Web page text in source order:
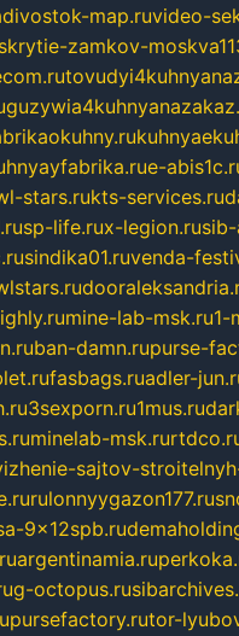
map.ruvideo-
zamkov-
e-
stars.rukts-services.ru
sp-life.rux-legion.ru
sindika01.ruvenda-
mine-lab-msk.ru1-
ban-damn.rupurse-
fasbags.ruadler-
3sexporn.ru1mus.ru
minelab-msk.ru
sajtov-
rulonnyygazon177.ru
9x12spb.ru
argentinamia.ru
g-octopus.ru
pursefactory.rutor-